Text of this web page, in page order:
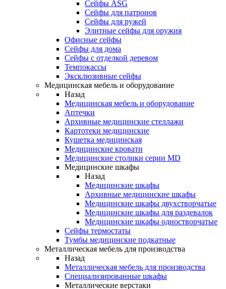
Сейфы ASG
Сейфы для патронов
Сейфы для ружей
Элитные сейфы для оружия
Офисные сейфы
Сейфы для дома
Сейфы с отделкой деревом
Темпокассы
Эксклюзивные сейфы
Медицинская мебель и оборудование
Назад
Медицинская мебель и оборудование
Аптечки
Архивные медицинские стеллажи
Картотеки медицинские
Кушетка медицинская
Медицинские кровати
Медицинские столики серии MD
Медицинские шкафы
Назад
Медицинские шкафы
Архивные медицинские шкафы
Медицинские шкафы двухстворчатые
Медицинские шкафы для раздевалок
Медицинские шкафы одностворчатые
Сейфы термостаты
Тумбы медицинские подкатные
Металлическая мебель для производства
Назад
Металлическая мебель для производства
Cпециализированные шкафы
Металлические верстаки